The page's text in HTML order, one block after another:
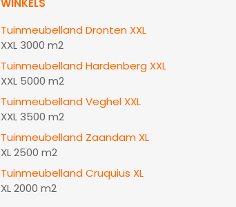
WINKELS
Tuinmeubelland Dronten XXL
XXL 3000 m2
Tuinmeubelland Hardenberg XXL
XXL 5000 m2
Tuinmeubelland Veghel XXL
XXL 3500 m2
Tuinmeubelland Zaandam XL
XL 2500 m2
Tuinmeubelland Cruquius XL
XL 2000 m2